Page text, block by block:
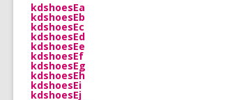
kdshoesEa
kdshoesEb
kdshoesEc
kdshoesEd
kdshoesEe
kdshoesEf
kdshoesEg
kdshoesEh
kdshoesEi
kdshoesEj